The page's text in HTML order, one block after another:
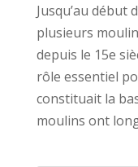
Jusqu’au début
plusieurs
depuis le 15e
rôle essentiel
constituait la
moulins ont